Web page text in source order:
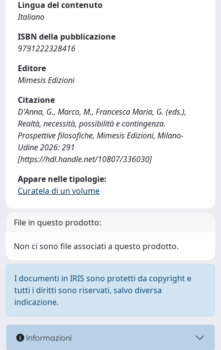
Lingua del contenuto
Italiano
ISBN della pubblicazione
9791222328416
Editore
Mimesis Edizioni
Citazione
D'Anna, G., Marco, M., Francesca Maria, G. (eds.),
Realtà, necessità, possibilità e contingenza.
Prospettive filosofiche, Mimesis Edizioni, Milano-
Udine 2026: 291
[https://hdl.handle.net/10807/336030]
Appare nelle tipologie:
Curatela di un volume
File in questo prodotto:
Non ci sono file associati a questo prodotto.
I documenti in IRIS sono protetti da copyright e
tutti i diritti sono riservati, salvo diversa
indicazione.
Informazioni